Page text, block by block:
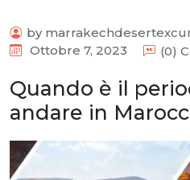
by
Ottobre 7, 2023
(0)
Quando è il
andare in